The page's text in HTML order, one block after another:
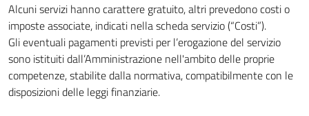
Alcuni servizi hanno carattere gratuito, altri prevedono costi o
imposte associate, indicati nella scheda servizio (“Costi”).
Gli eventuali pagamenti previsti per l’erogazione del servizio
sono istituiti dall’Amministrazione nell'ambito delle proprie
competenze, stabilite dalla normativa, compatibilmente con le
disposizioni delle leggi finanziarie.